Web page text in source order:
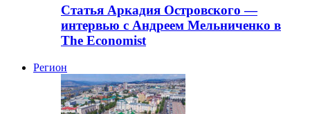
Статья Аркадия Островского —
интервью с Андреем Мельниченко в
The Economist
Регион